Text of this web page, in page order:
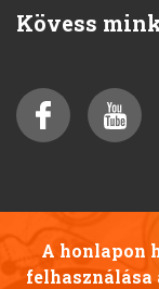
Kövess
A honlapon